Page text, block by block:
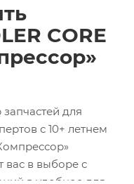
CORE
для
с 10+ летнем
вас в выборе с